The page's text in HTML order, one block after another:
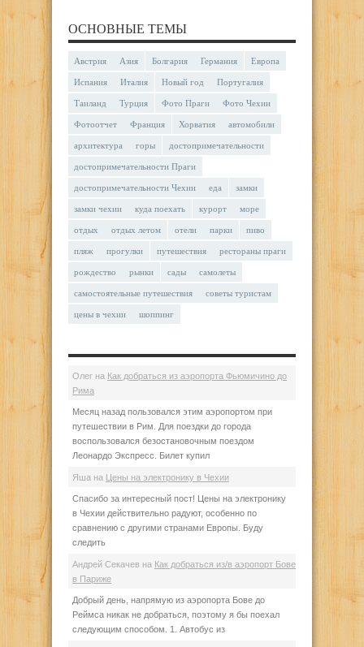
ОСНОВНЫЕ ТЕМЫ
Австрия Азия Болгария Германия Европа
Испания Италия Новый год Португалия
Таиланд Турция Фото Праги Фото Чехии
Фотоотчет Франция Хорватия автомобили
архитектура горы достопримечательности
достопримечательности Праги
достопримечательности Чехии еда замки
замки чехии куда поехать курорт море
отдых отдых летом отели парки пиво
пляж прогулки путешествия рестораны праги
рождество рынки сады самолеты
самостоятельные путешествия советы туристам
цены в чехии шоппинг
Олег на Как добраться из аэропорта Фьюмичино до
Рима
Месяц назад пользовался этим аэропортом при
путешествии в Рим. Для поездки до города
воспользовался безостановочным поездом
Леонардо Экспресс. Билет купил
Яша на Цены на электронику в Чехии
Спасибо за интересный пост! Цены на электронику
в Чехии действительно радуют, особенно по
сравнению с другими странами Европы. Буду
следить
Андрей Секачев на Как добраться из/в аэропорт Бове
в Париже
Добрый день, напрямую из аэропорта Бове до
Реймса никак не добраться, поэтому я бы поехал
следующим способом. 1. Автобус из